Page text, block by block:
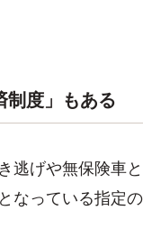
制度」もある
逃げや無保険車
なっている指定